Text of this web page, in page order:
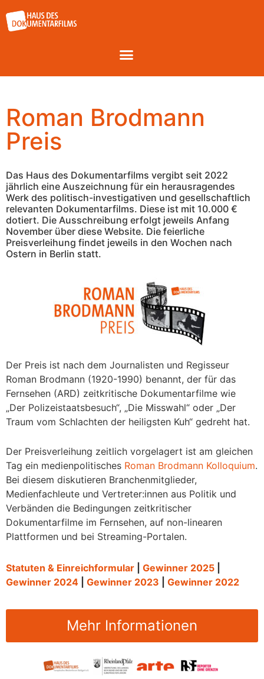
Roman Brodmann
Preis
Das Haus des Dokumentarfilms vergibt seit 2022
jährlich eine Auszeichnung für ein herausragendes
Werk des politisch-investigativen und gesellschaftlich
relevanten Dokumentarfilms. Diese ist mit 10.000 €
dotiert. Die Ausschreibung erfolgt jeweils Anfang
November über diese Website. Die feierliche
Preisverleihung findet jeweils in den Wochen nach
Ostern in Berlin statt.
Der Preis ist nach dem Journalisten und Regisseur
Roman Brodmann (1920-1990) benannt, der für das
Fernsehen (ARD) zeitkritische Dokumentarfilme wie
„Der Polizeistaatsbesuch“, „Die Misswahl“ oder „Der
Traum vom Schlachten der heiligsten Kuh“ gedreht hat.
Der Preisverleihung zeitlich vorgelagert ist am gleichen
Tag ein medienpolitisches Roman Brodmann Kolloquium.
Bei diesem diskutieren Branchenmitglieder,
Medienfachleute und Vertreter:innen aus Politik und
Verbänden die Bedingungen zeitkritischer
Dokumentarfilme im Fernsehen, auf non-linearen
Plattformen und bei Streaming-Portalen.
Statuten & Einreichformular Gewinner 2025
Gewinner 2024
Gewinner 2023 Gewinner 2022
Mehr Informationen